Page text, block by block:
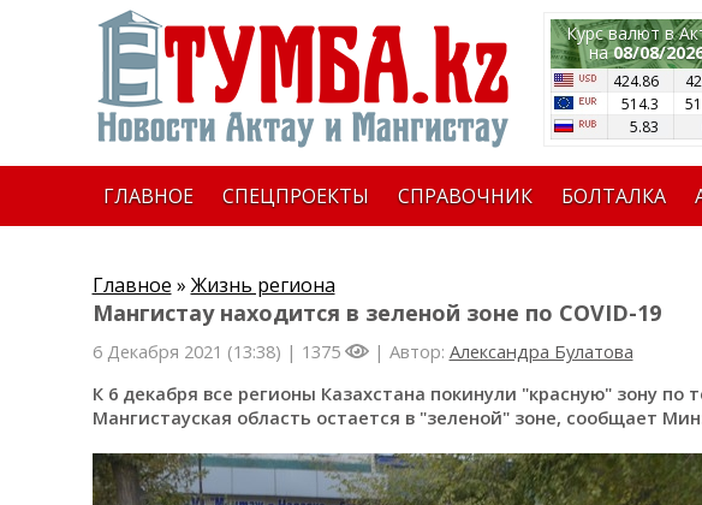
Курс валют в
на08/08/
424.86
514.3
5.83
ГЛАВНОЕ СПЕЦПРОЕКТЫ СПРАВОЧНИК БОЛТАЛКА
Главное » Жизнь региона
Мангистау находится в зеленой зоне по COVID-19
6 Декабря 2021 (13:38) | 1375 | Автор: Александра Булатова
К 6 декабря все регионы Казахстана покинули "красную" зону по
Мангистауская область остается в "зеленой" зоне, сообщает